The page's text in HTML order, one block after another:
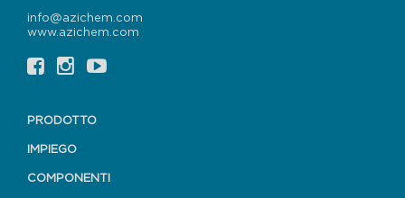
info@azichem.com
www.azichem.com
PRODOTTO
IMPIEGO
COMPONENTI